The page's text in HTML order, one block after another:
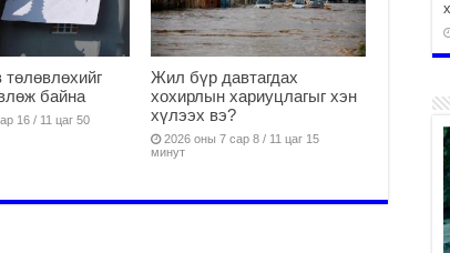
байна
16 / 11 цаг 50
Жил бүр давтагдах
хохирлын хариуцлагыг хэн
хүлээх вэ?
2026 оны 7 сар 8 / 11 цаг 15
минут